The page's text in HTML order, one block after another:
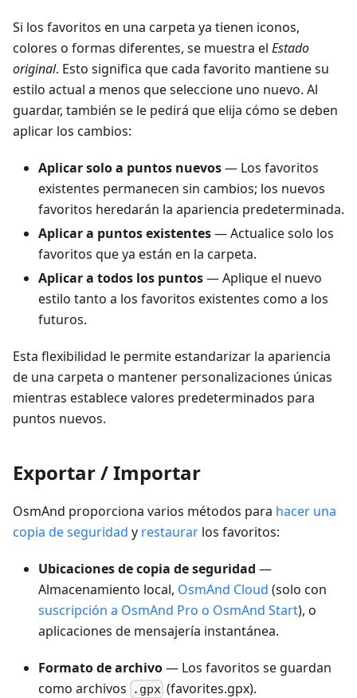
Si los favoritos en una carpeta ya tienen iconos,
colores o formas diferentes, se muestra el Estado
original. Esto significa que cada favorito mantiene su
estilo actual a menos que seleccione uno nuevo. Al
guardar, también se le pedirá que elija cómo se deben
aplicar los cambios:
Aplicar solo a puntos nuevos— Los favoritos
existentes permanecen sin cambios; los nuevos
favoritos heredarán la apariencia predeterminada.
Aplicar a puntos existentes— Actualice solo los
favoritos que ya están en la carpeta.
Aplicar a todos los puntos— Aplique el nuevo
estilo tanto a los favoritos existentes como a los
futuros.
Esta flexibilidad le permite estandarizar la apariencia
de una carpeta o mantener personalizaciones únicas
mientras establece valores predeterminados para
puntos nuevos.
Exportar / Importar
OsmAnd proporciona varios métodos para hacer una
copia de seguridad y restaurar los favoritos:
Ubicaciones de copia de seguridad —
Almacenamiento local, OsmAnd Cloud (solo con
suscripción a OsmAnd Pro o OsmAnd Start), o
aplicaciones de mensajería instantánea.
Formato de archivo— Los favoritos se guardan
como archivos
.gpx (favorites.gpx).